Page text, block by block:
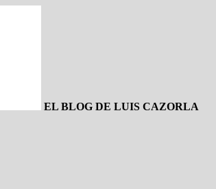
EL BLOG DE LUIS CAZORLA